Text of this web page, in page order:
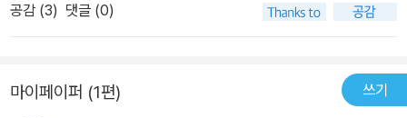
공감 (3) 댓글 (0)
마이페이퍼 (1편) 쓰기